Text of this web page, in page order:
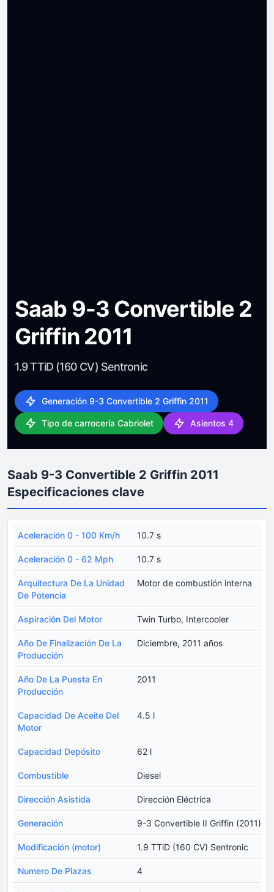
Saab 9-3 Convertible 2
Griffin 2011
1.9 TTiD (160 CV) Sentronic
Generación 9-3 Convertible 2 Griffin 2011
Tipo de carrocería Cabriolet Asientos 4
Saab 9-3 Convertible 2 Griffin 2011
Especificaciones clave
Aceleración 0 - 100 Km/h 10.7 s
Aceleración 0 - 62 Mph 10.7 s
Arquitectura De La Unidad
De Potencia
Motor de combustión interna
Aspiración Del Motor Twin Turbo, Intercooler
Año De Finalización De La
Producción
Diciembre, 2011 años
Año De La Puesta En
Producción
2011
Capacidad De Aceite Del
Motor
4.5 l
Capacidad Depósito 62 l
Combustible Diesel
Dirección Asistida Dirección Eléctrica
Generación 9-3 Convertible II Griffin (2011)
Modificación (motor) 1.9 TTiD (160 CV) Sentronic
Numero De Plazas 4